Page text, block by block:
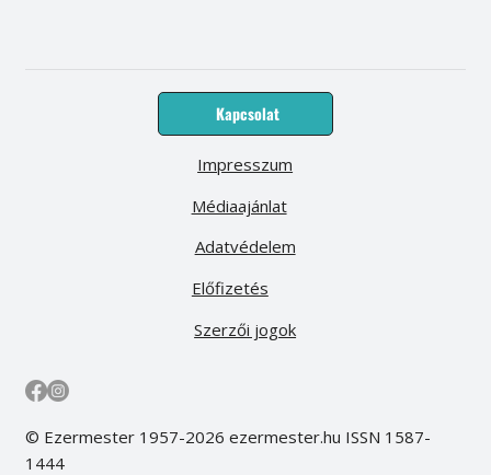
Kapcsolat
Médiaajánlat
Előfizetés
Impresszum
Adatvédelem
Szerzői jogok
© Ezermester 1957-2026 ezermester.hu ISSN 1587-
1444